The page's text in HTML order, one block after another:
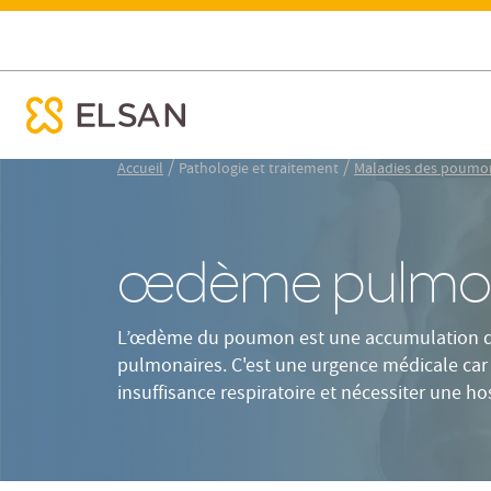
Nx:Aller
Œdème du poumon ou œdème pulmonaire : définition,
menu mobile
Accueil/ Pathologie et traitement/Maladies des
œdème
L’œdème du poumon est une accumulation
pulmonaires. C'est une urgence médicale
insuffisance respiratoire et nécessiter une